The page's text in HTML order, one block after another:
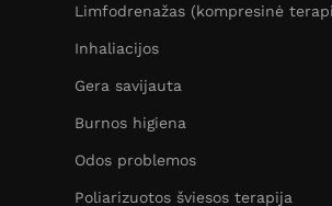
Limfodrenažas (kompresinė
Inhaliacijos
Gera savijauta
Burnos higiena
Odos problemos
Poliarizuotos šviesos terapija